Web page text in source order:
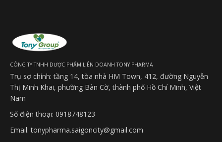
CÔNG TY TNHH DƯỢC PHẨM LIÊN DOANH TONY PHARMA
Trụ sợ chính: tầng 14, tòa nhà HM Town, 412, đường Nguyễn
Thị Minh Khai, phường Bàn Cờ, thành phố Hồ Chí Minh, Việt
Nam
Số điện thoại: 0918748123
Email: tonypharma.saigoncity@gmail.com